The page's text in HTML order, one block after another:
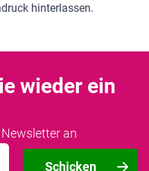
hinterlassen.
wieder ein
an
Schicken